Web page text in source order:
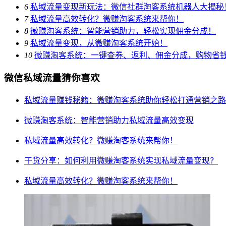
6 私域流量变现新玩法：微信社群淘客系统机器人大揭秘
7 私域流量高效转化？微赚淘客系统来帮你！
8 微赚淘客系统：智能营销助力，轻松实现佣金分成！
9 私域流量变现，从微赚淘客系统开始！
10 微赚淘客系统：一键查券、返利、佣金分成，购物省
微信私域流量猜你喜欢
私域流量赚钱秘籍：微赚淘客系统助你轻松打通营销之路
微赚淘客系统：智能营销助力私域流量高效变现
私域流量高效转化？微赚淘客系统来帮你！
干货分享：如何利用微赚淘客系统实现私域流量变现？
私域流量高效转化？微赚淘客系统来帮你！